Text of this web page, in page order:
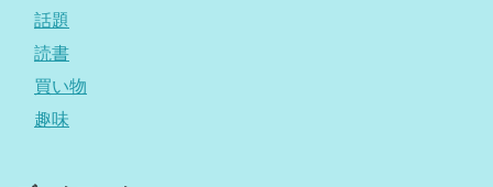
話題
読書
買い物
趣味